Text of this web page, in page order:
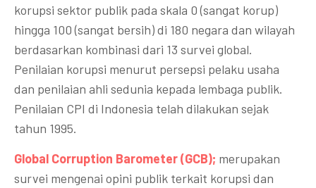
korupsi sektor publik pada skala 0 (sangat korup)
hingga 100 (sangat bersih) di 180 negara dan wilayah
berdasarkan kombinasi dari 13 survei global.
Penilaian korupsi menurut persepsi pelaku usaha
dan penilaian ahli sedunia kepada lembaga publik.
Penilaian CPI di Indonesia telah dilakukan sejak
tahun 1995.
Global Corruption Barometer (GCB); merupakan
survei mengenai opini publik terkait korupsi dan